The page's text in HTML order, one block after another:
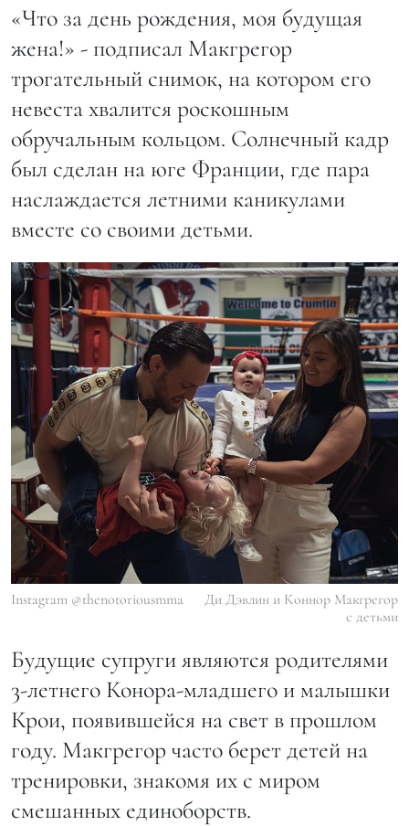
«Что за день рождения, моя будущая
жена!» - подписал Макгрегор
трогательный снимок, на котором его
невеста хвалится роскошным
обручальным кольцом. Солнечный кадр
был сделан на юге Франции, где пара
наслаждается летними каникулами
вместе со своими детьми.
Instagram @thenotoriousmma
Ди Дэвлин и Коннор Макгрегор
с детьми
Будущие супруги являются родителями
3-летнего Конора-младшего и малышки
Крои, появившейся на свет в прошлом
году. Макгрегор часто берет детей на
тренировки, знакомя их с миром
смешанных единоборств.